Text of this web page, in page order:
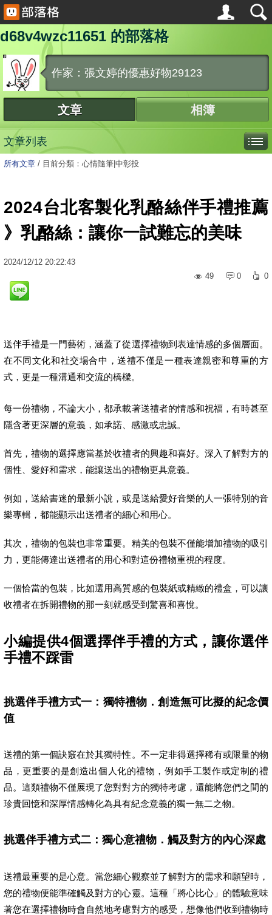
d68v4wzc11651 的部落格
作家：張文婷的優惠好物29123
文章 相簿
文章列表
所有文章 / 目前分類：心情隨筆|中彰投
2024台北客製化乳酪絲伴手禮推薦
》乳酪絲：讓你一試難忘的美味
2024/12/12 20:22:43
49
0 0
送伴手禮是一門藝術，涵蓋了從選擇禮物到表達情感的多個層面。
在不同文化和社交場合中，送禮不僅是一種表達親密和尊重的方
式，更是一種溝通和交流的橋樑。
每一份禮物，不論大小，都承載著送禮者的情感和祝福，有時甚至
隱含著更深層的意義，如承諾、感激或忠誠。
首先，禮物的選擇應當基於收禮者的興趣和喜好。深入了解對方的
個性、愛好和需求，能讓送出的禮物更具意義。
例如，送給書迷的最新小說，或是送給愛好音樂的人一張特別的音
樂專輯，都能顯示出送禮者的細心和用心。
其次，禮物的包裝也非常重要。精美的包裝不僅能增加禮物的吸引
力，更能傳達出送禮者的用心和對這份禮物重視的程度。
一個恰當的包裝，比如選用高質感的包裝紙或精緻的禮盒，可以讓
收禮者在拆開禮物的那一刻就感受到驚喜和喜悅。
小編提供4個選擇伴手禮的方式，讓你選伴
手禮不踩雷
挑選伴手禮方式一：獨特禮物．創造無可比擬的紀念價
值
送禮的第一個訣竅在於其獨特性。不一定非得選擇稀有或限量的物
品，更重要的是創造出個人化的禮物，例如手工製作或定制的禮
品。這類禮物不僅展現了您對對方的獨特考慮，還能將您們之間的
珍貴回憶和深厚情感轉化為具有紀念意義的獨一無二之物。
挑選伴手禮方式二：獨心意禮物．觸及對方的內心深處
送禮最重要的是心意。當您細心觀察並了解對方的需求和願望時，
您的禮物便能準確觸及對方的心靈。這種「將心比心」的體驗意味
著您在選擇禮物時會自然地考慮對方的感受，想像他們收到禮物時